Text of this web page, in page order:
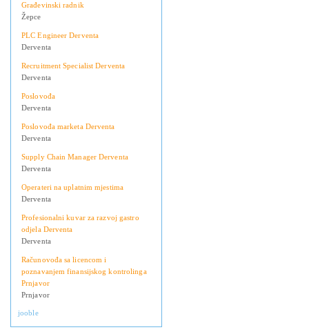
Građevinski radnik
Žepce
PLC Engineer Derventa
Derventa
Recruitment Specialist Derventa
Derventa
Poslovođa
Derventa
Poslovođa marketa Derventa
Derventa
Supply Chain Manager Derventa
Derventa
Operateri na uplatnim mjestima
Derventa
Profesionalni kuvar za razvoj gastro
odjela Derventa
Derventa
Računovođa sa licencom i
poznavanjem finansijskog kontrolinga
Prnjavor
Prnjavor
jooble